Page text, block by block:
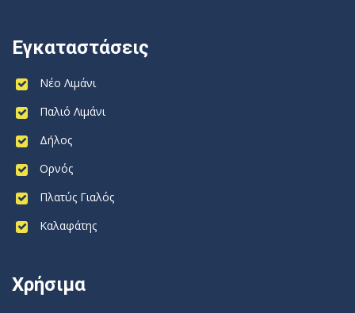
Εγκαταστάσεις
Νέο Λιμάνι
Παλιό Λιμάνι
Δήλος
Ορνός
Πλατύς Γιαλός
Καλαφάτης
Χρήσιμα